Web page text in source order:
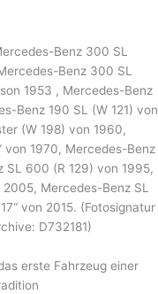
Benz 300 SL
Benz 300 SL
1953 , Mercedes-Benz
Benz 190 SL (W 121) von
(W 198) von 1960,
von 1970, Mercedes-Benz
SL 600 (R 129) von 1995,
Mercedes-Benz SL
von 2015. (Fotosignatur
D732181)
erste Fahrzeug einer